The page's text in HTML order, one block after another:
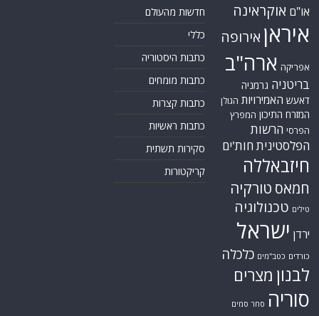
או"ם אוקראינה
איראן אירופה
אפריקה ארה"ב
בריטניה גרמניה
דאעש האמירויות הגולן
המזרח התיכון המפרץ
הפרסי הרשות
הפלסטיניתחות'ים
חיזבאללה
חמאס טורקיה
טילים טכנולוגיה
ירדן ישראל
כורדים כטב"מים כלכלה
לבנון מצרים
סוריה סחר סמים
חדשות מהעולם
כללי
כתבות היסטוריה
כתבות מומחים
כתבות קצרות
כתבות ראשיות
סקירות תשתית
קריקטורות